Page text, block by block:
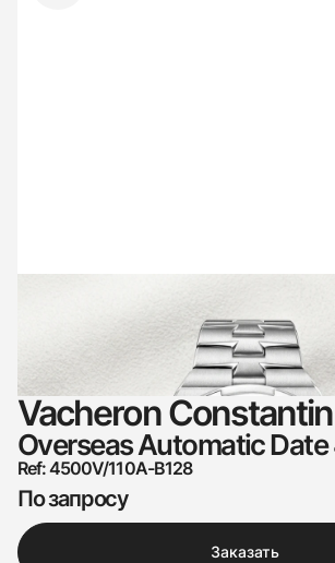
Vacheron Constantin
Overseas Automatic Date
Ref: 4500V/110A-B128
По запросу
Заказать